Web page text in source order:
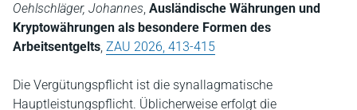
Oehlschläger, Johannes, Ausländische Währungen und
Kryptowährungen als besondere Formen des
Arbeitsentgelts, ZAU 2026, 413-415
Die Vergütungspflicht ist die synallagmatische
Hauptleistungspflicht. Üblicherweise erfolgt die